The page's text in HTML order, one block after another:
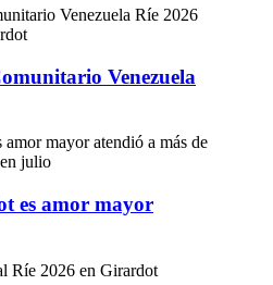
Venezuela
es amor mayor